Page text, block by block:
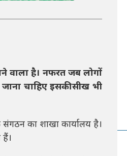
वाला है। नफरत जब लोगों
चाहिए इसकी सीख भी
का शाखा कार्यालय है।